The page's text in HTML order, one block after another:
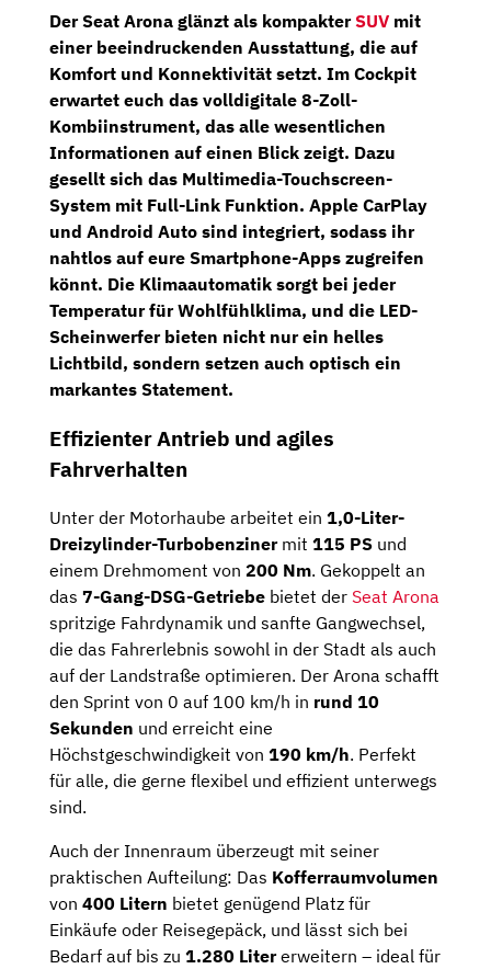
Der Seat Arona glänzt als kompakterSUV mit
einer beeindruckenden Ausstattung, die auf
Komfort und Konnektivität setzt. Im Cockpit
erwartet euch das volldigitale 8-Zoll-
Kombiinstrument, das alle wesentlichen
Informationen auf einen Blick zeigt. Dazu
gesellt sich das Multimedia-Touchscreen-
System mit Full-Link Funktion. Apple CarPlay
und Android Auto sind integriert, sodass ihr
nahtlos auf eure Smartphone-Apps zugreifen
könnt. Die Klimaautomatik sorgt bei jeder
Temperatur für Wohlfühlklima, und die LED-
Scheinwerferbieten nicht nur ein helles
Lichtbild, sondern setzen auch optisch ein
markantes Statement.
Effizienter Antrieb und agiles
Fahrverhalten
Unter der Motorhaube arbeitet ein 1,0-Liter-
Dreizylinder-Turbobenzinermit 115 PS und
einem Drehmoment von 200 Nm. Gekoppelt an
das 7-Gang-DSG-Getriebe bietet der Seat Arona
spritzige Fahrdynamik und sanfte Gangwechsel,
die das Fahrerlebnis sowohl in der Stadt als auch
auf der Landstraße optimieren. Der Arona schafft
den Sprint von 0 auf 100 km/h in rund 10
Sekunden und erreicht eine
Höchstgeschwindigkeit von 190 km/h. Perfekt
für alle, die gerne flexibel und effizient unterwegs
sind.
Auch der Innenraum überzeugt mit seiner
praktischen Aufteilung: Das Kofferraumvolumen
von 400 Litern bietet genügend Platz für
Einkäufe oder Reisegepäck, und lässt sich bei
Bedarf auf bis zu 1.280 Litererweitern – ideal für